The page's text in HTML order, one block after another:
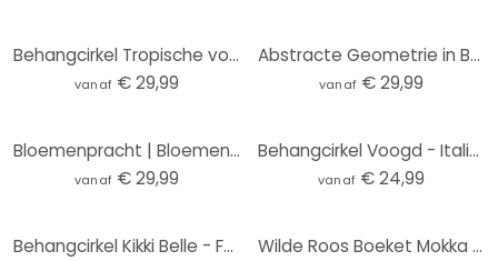
Behangcirkel Tropische vogels in het bos in de nacht - Haase - vliesbehang/zelfklevend vliesbehang
vanaf € 29,99
Abstracte Geometrie in Balans Fotobehang - Ristova - Rond - vliesbehang/zelfklevend vliesbehang
vanaf € 29,99
Bloemenpracht | Bloemenbehang - Boomkroon - Rond - vliesbehang/zelfklevend vliesbehang
vanaf € 29,99
Behangcirkel Voogd - Italiaans Landschap met Parasoldennen (lichte versie) - vliesbehang/zelfklevend
vanaf € 24,99
Behangcirkel Kikki Belle - Forest Wonder - vliesbehang/zelfklevend vliesbehang Wilde Roos Boeket Mokka Mousse Bloemen Fotobehang - Anijs illustratie - Rond - vliesbehang/zelfkleve